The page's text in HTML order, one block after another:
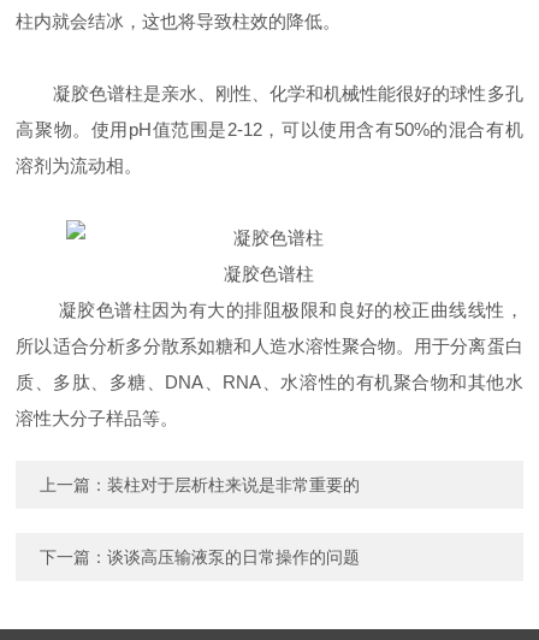
柱内就会结冰，这也将导致柱效的降低。
凝胶色谱柱是亲水、刚性、化学和机械性能很好的球性多孔
高聚物。使用pH值范围是2-12，可以使用含有50%的混合有机
溶剂为流动相。
凝胶色谱柱
凝胶色谱柱因为有大的排阻极限和良好的校正曲线线性，
所以适合分析多分散系如糖和人造水溶性聚合物。用于分离蛋白
质、多肽、多糖、DNA、RNA、水溶性的有机聚合物和其他水
溶性大分子样品等。
上一篇：装柱对于层析柱来说是非常重要的
下一篇：谈谈高压输液泵的日常操作的问题